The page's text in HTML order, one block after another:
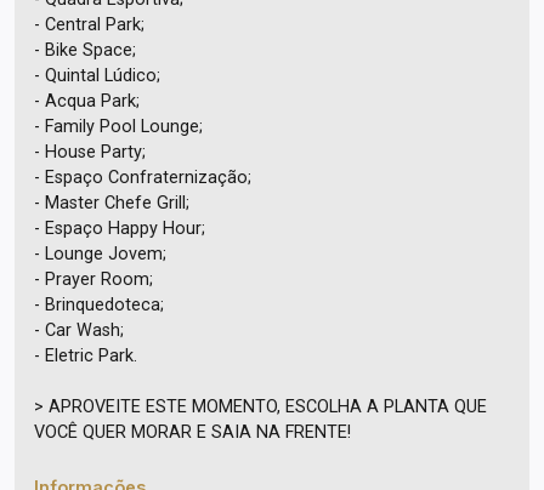
- Central Park;
- Bike Space;
- Quintal Lúdico;
- Acqua Park;
- Family Pool Lounge;
- House Party;
- Espaço Confraternização;
- Master Chefe Grill;
- Espaço Happy Hour;
- Lounge Jovem;
- Prayer Room;
- Brinquedoteca;
- Car Wash;
- Eletric Park.
> APROVEITE ESTE MOMENTO, ESCOLHA A PLANTA QUE
VOCÊ QUER MORAR E SAIA NA FRENTE!